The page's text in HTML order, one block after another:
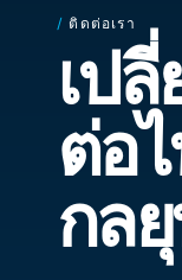
การ ความต้องการขอ
เงื่อนไขการจัดซื้อ
แรงกดดันจากการแ
ผลต่อโอกาสทางธุรกิ
ตลาดก่อสร้างของปร
/ ติดต่อเรา
เป
ต่อ
กล